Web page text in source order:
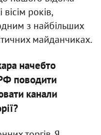
років,
з найбільших
майданчиках.
начебто
поводити
канали